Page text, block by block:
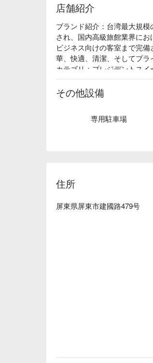
店舗紹介
ブランド紹介：台湾最大規
され、国内高級旅館業界に
ビジネス向けの客室まで完
華、快適、清潔、そしてプラ
カテゴリ：プレジデントス
様々な種類のお部屋をご用意
その他設備
専用駐車場
住所
屏東県屏東市建國路479号